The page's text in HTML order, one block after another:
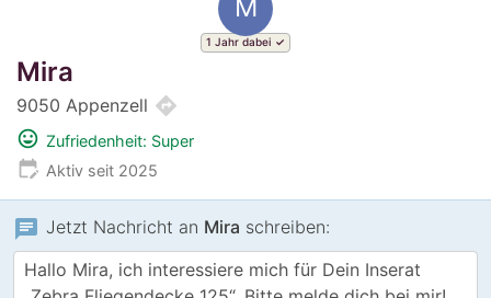
M
1 Jahr dabei
Mira
9050 Appenzell directions
mood Zufriedenheit: Super
edit_calendar Aktiv seit 2025
chat Jetzt Nachricht an Mira schreiben: